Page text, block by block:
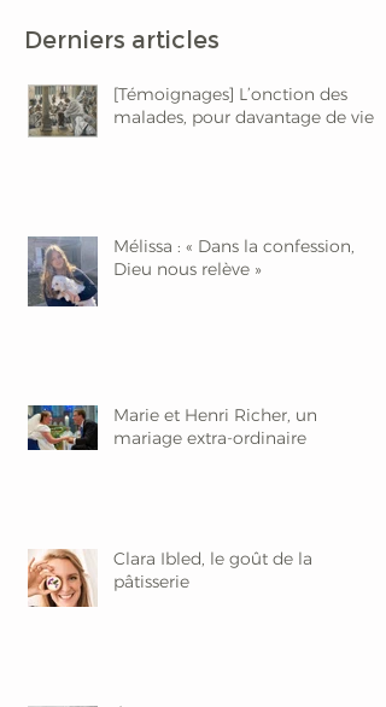
Derniers articles
[Témoignages] L’onction des
malades, pour davantage de vie
Mélissa : « Dans la confession,
Dieu nous relève »
Marie et Henri Richer, un
mariage extra-ordinaire
Clara Ibled, le goût de la
pâtisserie